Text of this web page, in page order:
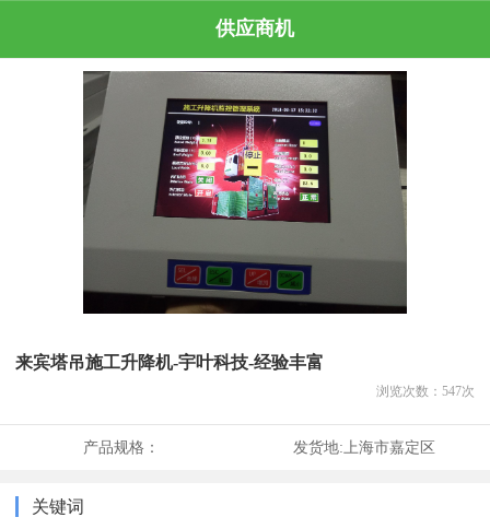
供应商机
来宾塔吊施工升降机-宇叶科技-经验丰富
浏览次数： 547次
产品规格： 发货地:上海市嘉定区
关键词